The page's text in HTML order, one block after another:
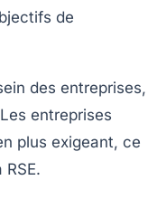
de
des entreprises,
entreprises
plus exigeant, ce